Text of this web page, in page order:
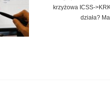
krzyżowa ICSS-
działa?